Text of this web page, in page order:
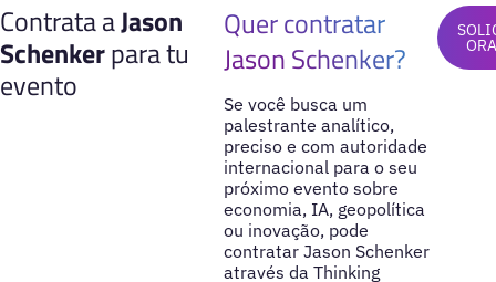
Contrata aJason
Schenkerpara tu
evento
Quer contratar
Jason Schenker?
Se você busca um
palestrante analítico,
preciso e com autoridade
internacional para o seu
próximo evento sobre
economia, IA, geopolítica
ou inovação, pode
contratar Jason Schenker
através da Thinking